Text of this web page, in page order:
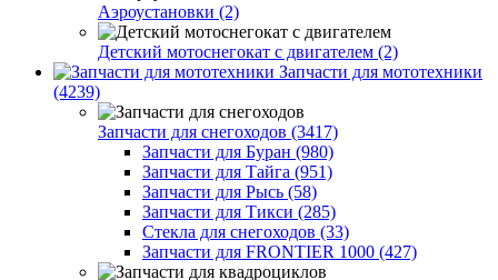
Аэроустановки (2)
Детский мотоснегокат с двигателем (2)
Запчасти для мототехники
(4239)
Запчасти для снегоходов (3417)
Запчасти для Буран (980)
Запчасти для Тайга (951)
Запчасти для Рысь (58)
Запчасти для Тикси (285)
Стекла для снегоходов (33)
Запчасти для FRONTIER 1000 (427)